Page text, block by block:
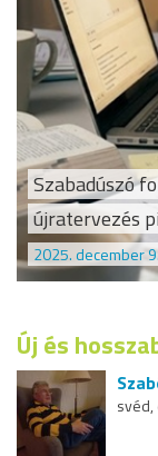
Szabadúszó
újratervezés
2025. december
Új és
svéd,